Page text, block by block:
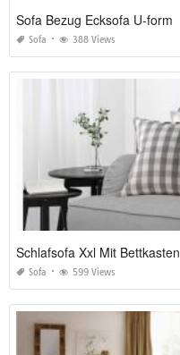
Sofa Bezug Ecksofa U-form
Sofa 388 Views
Schlafsofa Xxl Mit Bettkasten
Sofa 599 Views